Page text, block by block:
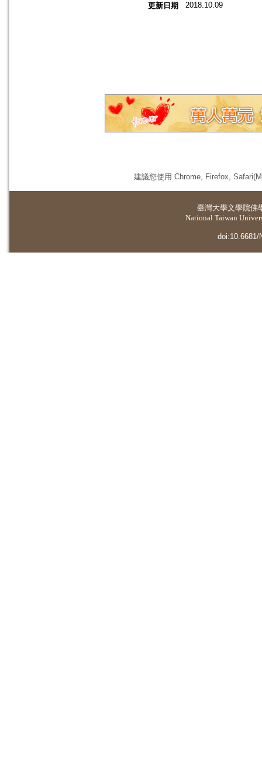
更新日期 2018.10.09
建議您使用 Chrome, Firefox,
臺灣大學文學院佛
National Taiwan
doi:10.6681/